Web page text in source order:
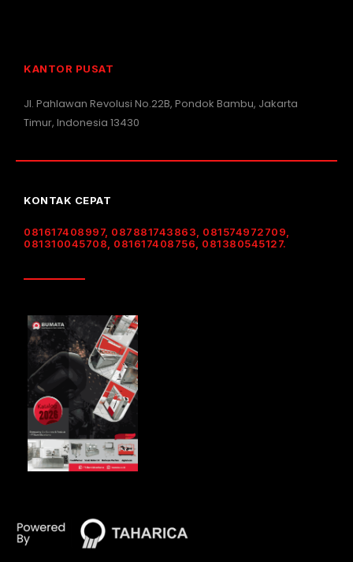
KANTOR PUSAT
Jl. Pahlawan Revolusi No.22B, Pondok Bambu, Jakarta
Timur, Indonesia 13430
KONTAK CEPAT
081617408997, 087881743863, 081574972709,
081310045708, 081617408756, 081380545127.